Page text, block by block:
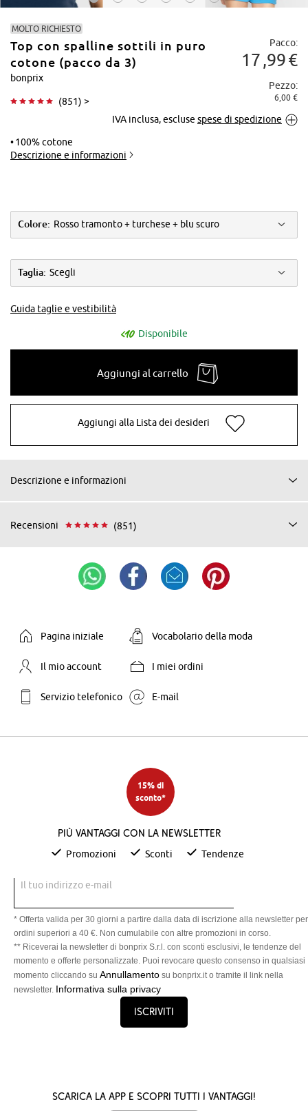
ingrandire
MOLTO RICHIESTO
Top con spalline sottili in puro
cotone (pacco da 3)
bonprix
(851) >
Pacco:
17 99€
Pezzo:
6,00 €
IVA inclusa, escluse spese di spedizione
100% cotone
Descrizione e informazioni
Colore: Rosso tramonto + turchese + blu scuro
Taglia: Scegli
Guida taglie e vestibilità
Disponibile
Aggiungi al carrello
Aggiungi alla Lista dei desideri
Descrizione e informazioni
Recensioni (851)
Pagina iniziale Vocabolario della moda
Il mio account I miei ordini
Servizio telefonico E-mail
15% di
sconto*
Più vantaggi con la newsletter
Promozioni Sconti Tendenze
Il tuo indirizzo e-mail
* Offerta valida per 30 giorni a partire dalla data di iscrizione alla newsletter per
ordini superiori a 40 €. Non cumulabile con altre promozioni in corso.
** Riceverai la newsletter di bonprix S.r.l. con sconti esclusivi, le tendenze del
momento e offerte personalizzate. Puoi revocare questo consenso in qualsiasi
momento cliccando su Annullamento su bonprix.it o tramite il link nella
newsletter. Informativa sulla privacy
Iscriviti
Scarica la App e scopri tutti i vantaggi!